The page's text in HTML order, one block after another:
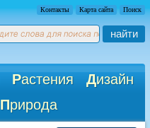
Контакты Карта сайта Поиск
найти
Растения Дизайн
Природа